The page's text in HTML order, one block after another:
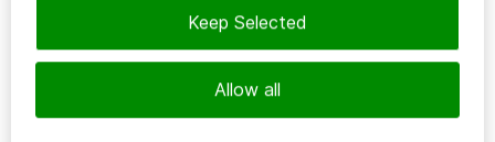
Allow all
Keep Selected